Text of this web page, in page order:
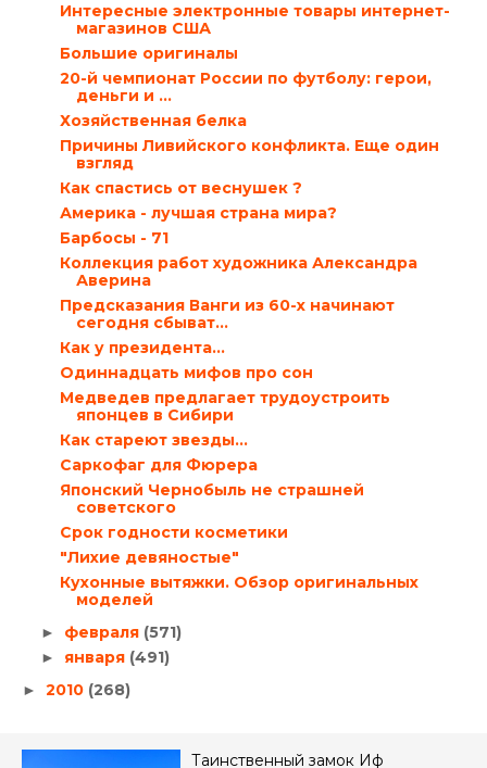
Интересные электронные товары интернет-
магазинов США
Большие оригиналы
20-й чемпионат России по футболу: герои,
деньги и ...
Хозяйственная белка
Причины Ливийского конфликта. Еще один
взгляд
Как спастись от веснушек ?
Америка - лучшая страна мира?
Барбосы - 71
Коллекция работ художника Александра
Аверина
Предсказания Ванги из 60-х начинают
сегодня сбыват...
Как у президента…
Одиннадцать мифов про сон
Медведев предлагает трудоустроить
японцев в Сибири
Как стареют звезды…
Саркофаг для Фюрера
Японский Чернобыль не страшней
советского
Срок годности косметики
"Лихие девяностые"
Кухонные вытяжки. Обзор оригинальных
моделей
► февраля (571)
► января (491)
► 2010 (268)
Таинственный замок Иф